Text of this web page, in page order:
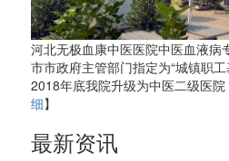
河北无极血康中医医院中医血液病
市市政府主管部门指定为“城镇职工
2018年底我院升级为中医二级医
细】
最新资讯